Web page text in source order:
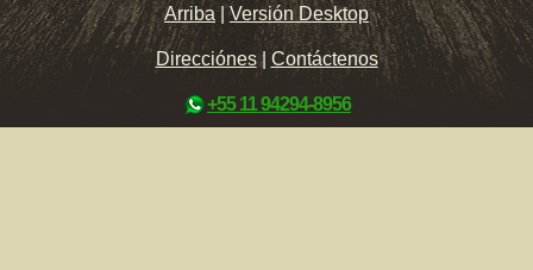
Arriba |Versión Desktop
Direcciónes| Contáctenos
+55 11 94294-8956